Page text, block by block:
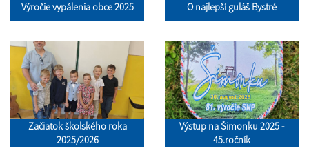
Výročie vypálenia obce 2025 O najlepší guláš Bystré
Začiatok školského roka
2025/2026
Výstup na Šimonku 2025 -
45.ročník